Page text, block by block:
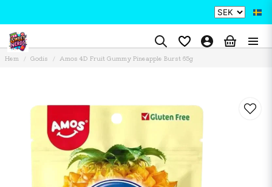
Hem Godis Amos 4D Fruit Gummy Pineapple Burst 65g